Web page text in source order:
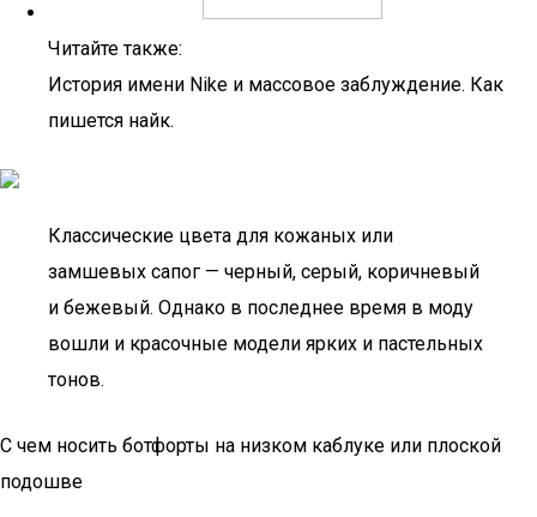
Читайте также:
История имени Nike и массовое заблуждение. Как
пишется найк.
Классические цвета для кожаных или
замшевых сапог — черный, серый, коричневый
и бежевый. Однако в последнее время в моду
вошли и красочные модели ярких и пастельных
тонов.
С чем носить ботфорты на низком каблуке или плоской
подошве